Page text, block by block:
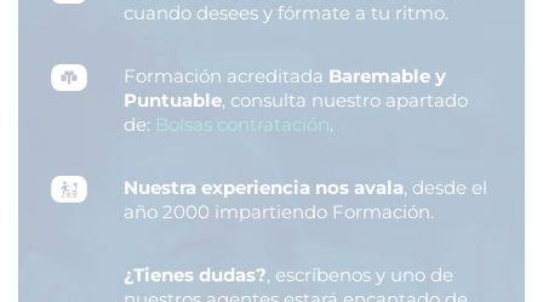
cuando desees y fórmate a tu ritmo.
Formación acreditada Baremable y
Puntuable, consulta nuestro apartado
de: Bolsas contratación.
Nuestra experiencia nos avala, desde el
año 2000 impartiendo Formación.
¿Tienes dudas?, escríbenos y uno de